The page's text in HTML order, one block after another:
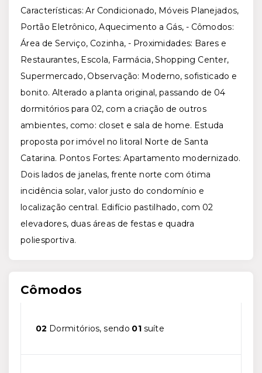
Características: Ar Condicionado, Móveis Planejados,
Portão Eletrônico, Aquecimento a Gás, - Cômodos:
Área de Serviço, Cozinha, - Proximidades: Bares e
Restaurantes, Escola, Farmácia, Shopping Center,
Supermercado, Observação: Moderno, sofisticado e
bonito. Alterado a planta original, passando de 04
dormitórios para 02, com a criação de outros
ambientes, como: closet e sala de home. Estuda
proposta por imóvel no litoral Norte de Santa
Catarina. Pontos Fortes: Apartamento modernizado.
Dois lados de janelas, frente norte com ótima
incidência solar, valor justo do condomínio e
localização central. Edifício pastilhado, com 02
elevadores, duas áreas de festas e quadra
poliesportiva.
Cômodos
02 Dormitórios, sendo 01suíte